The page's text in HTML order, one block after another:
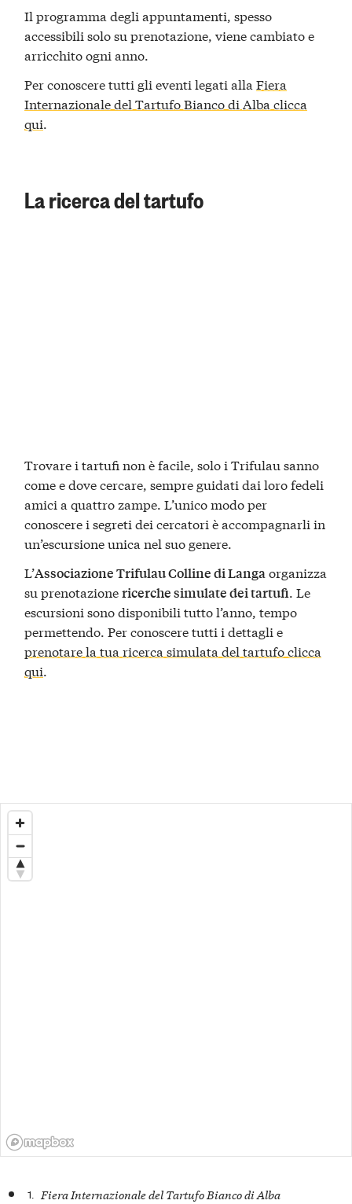
Il programma degli appuntamenti, spesso
accessibili solo su prenotazione, viene cambiato e
arricchito ogni anno.
Per conoscere tutti gli eventi legati allaFiera
Internazionale del Tartufo Bianco di Alba clicca
qui.
La ricerca del tartufo
Trovare i tartufi non è facile, solo i Trifulau sanno
come e dove cercare, sempre guidati dai loro fedeli
amici a quattro zampe. L’unico modo per
conoscere i segreti dei cercatori è accompagnarli in
un’escursione unica nel suo genere.
L’Associazione Trifulau Colline di Langaorganizza
su prenotazionericerche simulate dei tartufi. Le
escursioni sono disponibili tutto l’anno, tempo
permettendo. Per conoscere tutti i dettagli e
prenotare la tua ricerca simulata del tartufo clicca
qui.
1. Fiera Internazionale del Tartufo Bianco di Alba